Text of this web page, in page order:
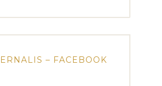
– FACEBOOK